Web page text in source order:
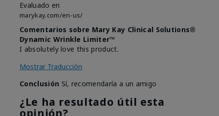
Evaluado en
marykay.com/en-us/
Comentarios sobre Mary Kay Clinical Solutions®
Dynamic Wrinkle Limiter™
I absolutely love this product.
Mostrar Traducción
Conclusión Sí, recomendaría a un amigo
¿Le ha resultado útil esta
opinión?